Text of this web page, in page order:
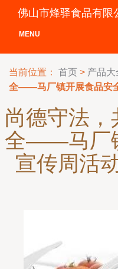
佛山市烽驿食品有限
MENU
当前位置： 首页 > 产品大
全——马厂镇开展食品安
尚德守法，
全——马厂
宣传周活